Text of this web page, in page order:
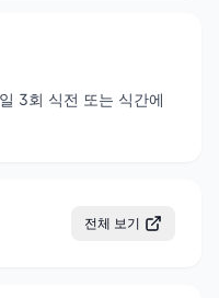
3회 식전 또는 식간에
전체 보기